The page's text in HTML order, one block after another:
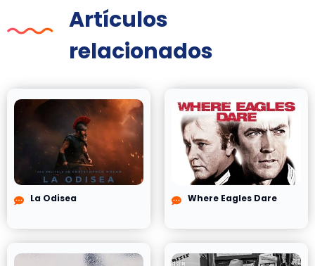
Artículos
relacionados
La Odisea Where Eagles Dare